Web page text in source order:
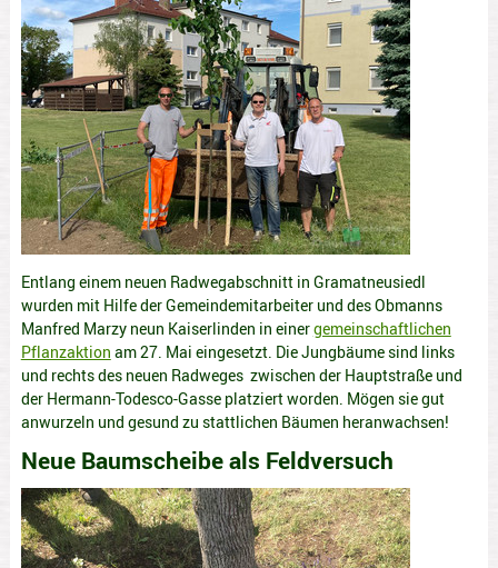
Entlang einem neuen Radwegabschnitt in Gramatneusiedl
wurden mit Hilfe der Gemeindemitarbeiter und des Obmanns
Manfred Marzy neun Kaiserlinden in einergemeinschaftlichen
Pflanzaktion am 27. Mai eingesetzt. Die Jungbäume sind links
und rechts des neuen Radweges zwischen der Hauptstraße und
der Hermann-Todesco-Gasse platziert worden. Mögen sie gut
anwurzeln und gesund zu stattlichen Bäumen heranwachsen!
Neue Baumscheibe als Feldversuch